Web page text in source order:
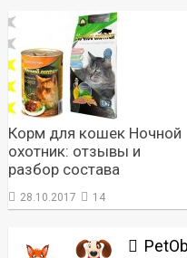
Корм для кошек Ночной
охотник: отзывы и
разбор состава
28.10.2017 14